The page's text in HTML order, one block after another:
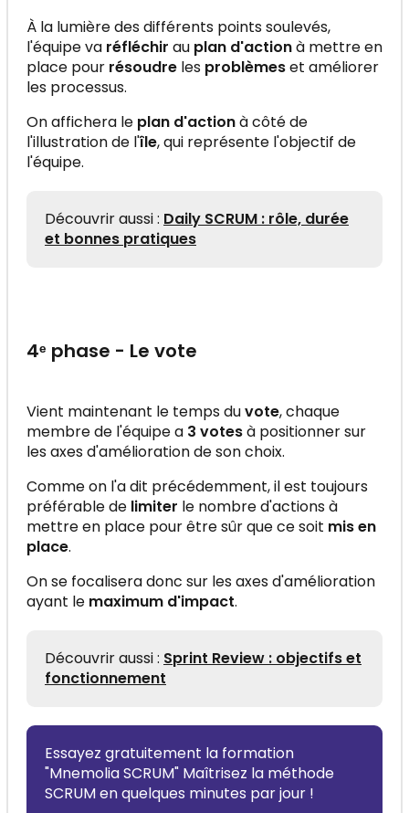
À la lumière des différents points soulevés,
l'équipe va réfléchir au plan d'actionà mettre en
place pour résoudre les problèmeset améliorer
les processus.
On affichera le plan d'actionà côté de
l'illustration de l'île, qui représente l'objectif de
l'équipe.
Découvrir aussi : Daily SCRUM : rôle, durée
et bonnes pratiques
4ᵉ phase - Le vote
Vient maintenant le temps duvote, chaque
membre de l'équipe a 3 votesà positionner sur
les axes d'amélioration de son choix.
Comme on l'a dit précédemment, il est toujours
préférable de limiter le nombre d'actions à
mettre en place pour être sûr que ce soit mis en
place.
On se focalisera donc sur les axes d'amélioration
ayant le maximum d'impact.
Découvrir aussi : Sprint Review : objectifs et
fonctionnement
Essayez gratuitement la formation
"Mnemolia SCRUM" Maîtrisez la méthode
SCRUM en quelques minutes par jour !